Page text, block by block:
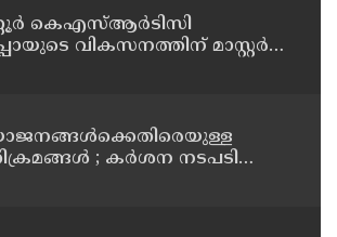
കെഎസ്ആർടിസി
വികസനത്തിന് മാസ്റ്റർ
; കർശന നടപടി